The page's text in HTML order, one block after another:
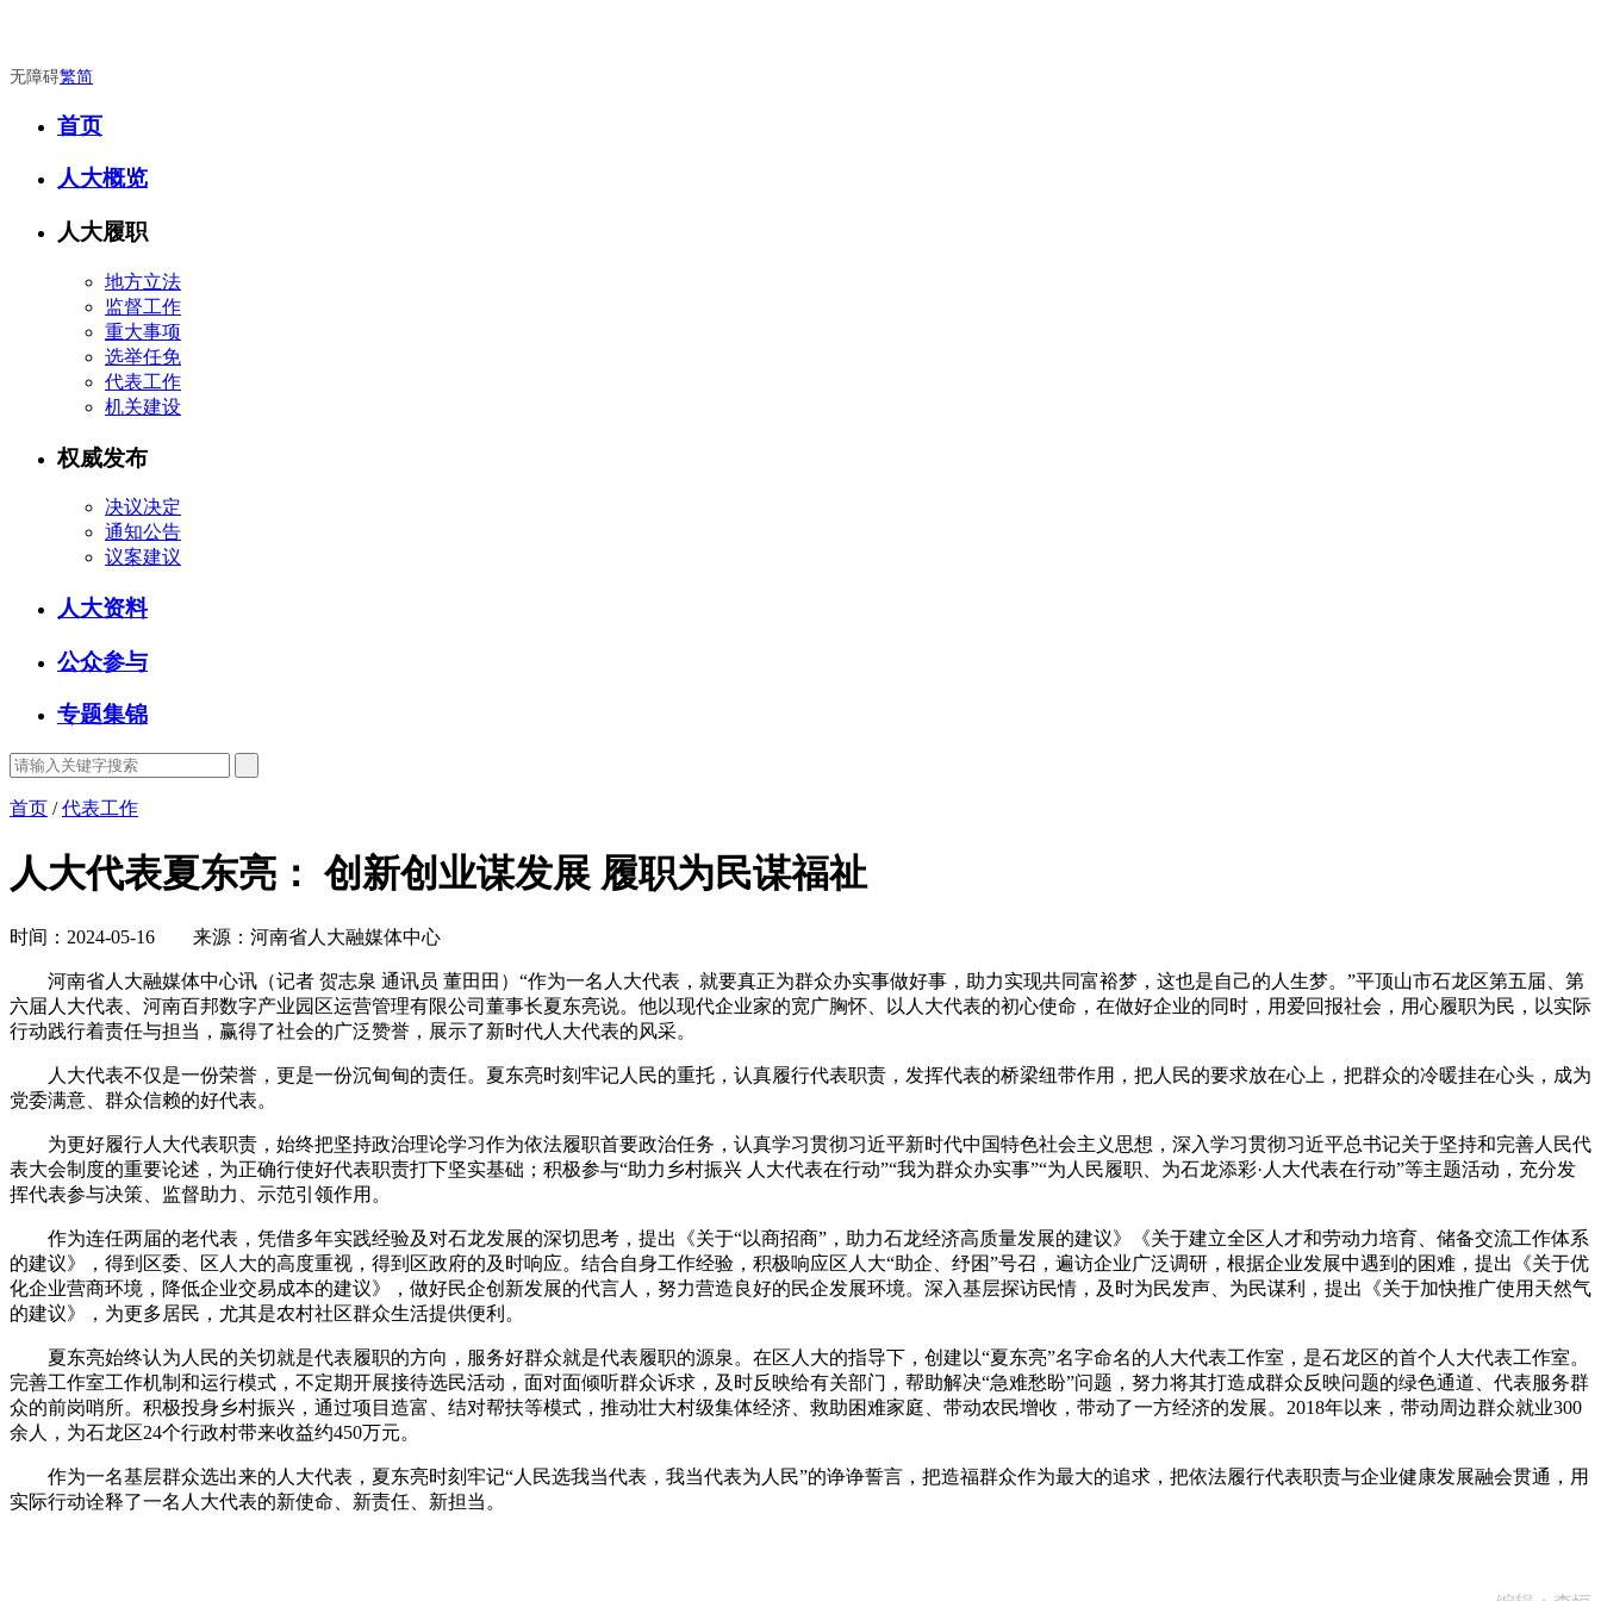
无障碍繁简
首页
人大概览
人大履职
地方立法
监督工作
重大事项
选举任免
代表工作
机关建设
权威发布
决议决定
通知公告
议案建议
人大资料
公众参与
专题集锦
首页 /代表工作
人大代表夏东亮： 创新创业谋发展 履职为民谋福祉
时间：2024-05-16 来源：河南省人大融媒体中心
河南省人大融媒体中心讯（记者 贺志泉 通讯员 董田田）“作为一名人大代表，就要真正为群众办实事做好事，助力实现共同富裕梦，这也是自己的人生梦。”平顶山市石龙区第五届、第
六届人大代表、河南百邦数字产业园区运营管理有限公司董事长夏东亮说。他以现代企业家的宽广胸怀、以人大代表的初心使命，在做好企业的同时，用爱回报社会，用心履职为民，以实际
行动践行着责任与担当，赢得了社会的广泛赞誉，展示了新时代人大代表的风采。
人大代表不仅是一份荣誉，更是一份沉甸甸的责任。夏东亮时刻牢记人民的重托，认真履行代表职责，发挥代表的桥梁纽带作用，把人民的要求放在心上，把群众的冷暖挂在心头，成为
党委满意、群众信赖的好代表。
为更好履行人大代表职责，始终把坚持政治理论学习作为依法履职首要政治任务，认真学习贯彻习近平新时代中国特色社会主义思想，深入学习贯彻习近平总书记关于坚持和完善人民代
表大会制度的重要论述，为正确行使好代表职责打下坚实基础；积极参与“助力乡村振兴 人大代表在行动”“我为群众办实事”“为人民履职、为石龙添彩·人大代表在行动”等主题活动，充分发
挥代表参与决策、监督助力、示范引领作用。
作为连任两届的老代表，凭借多年实践经验及对石龙发展的深切思考，提出《关于“以商招商”，助力石龙经济高质量发展的建议》《关于建立全区人才和劳动力培育、储备交流工作体系
的建议》，得到区委、区人大的高度重视，得到区政府的及时响应。结合自身工作经验，积极响应区人大“助企、纾困”号召，遍访企业广泛调研，根据企业发展中遇到的困难，提出《关于优
化企业营商环境，降低企业交易成本的建议》，做好民企创新发展的代言人，努力营造良好的民企发展环境。深入基层探访民情，及时为民发声、为民谋利，提出《关于加快推广使用天然气
的建议》，为更多居民，尤其是农村社区群众生活提供便利。
夏东亮始终认为人民的关切就是代表履职的方向，服务好群众就是代表履职的源泉。在区人大的指导下，创建以“夏东亮”名字命名的人大代表工作室，是石龙区的首个人大代表工作室。
完善工作室工作机制和运行模式，不定期开展接待选民活动，面对面倾听群众诉求，及时反映给有关部门，帮助解决“急难愁盼”问题，努力将其打造成群众反映问题的绿色通道、代表服务群
众的前岗哨所。积极投身乡村振兴，通过项目造富、结对帮扶等模式，推动壮大村级集体经济、救助困难家庭、带动农民增收，带动了一方经济的发展。2018年以来，带动周边群众就业300
余人，为石龙区24个行政村带来收益约450万元。
作为一名基层群众选出来的人大代表，夏东亮时刻牢记“人民选我当代表，我当代表为人民”的诤诤誓言，把造福群众作为最大的追求，把依法履行代表职责与企业健康发展融会贯通，用
实际行动诠释了一名人大代表的新使命、新责任、新担当。